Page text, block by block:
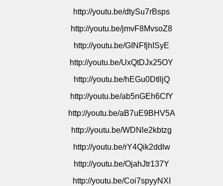
http://youtu.be/dtySu7rBsps
http://youtu.be/jmvF8MvsoZ8
http://youtu.be/GINFfjhISyE
http://youtu.be/UxQtDJx25OY
http://youtu.be/hEGu0DtlljQ
http://youtu.be/ab5nGEh6CfY
http://youtu.be/aB7uE9BHV5A
http://youtu.be/WDNle2kbtzg
http://youtu.be/rY4Qik2ddlw
http://youtu.be/OjahJtr137Y
http://youtu.be/Coi7spyyNXI